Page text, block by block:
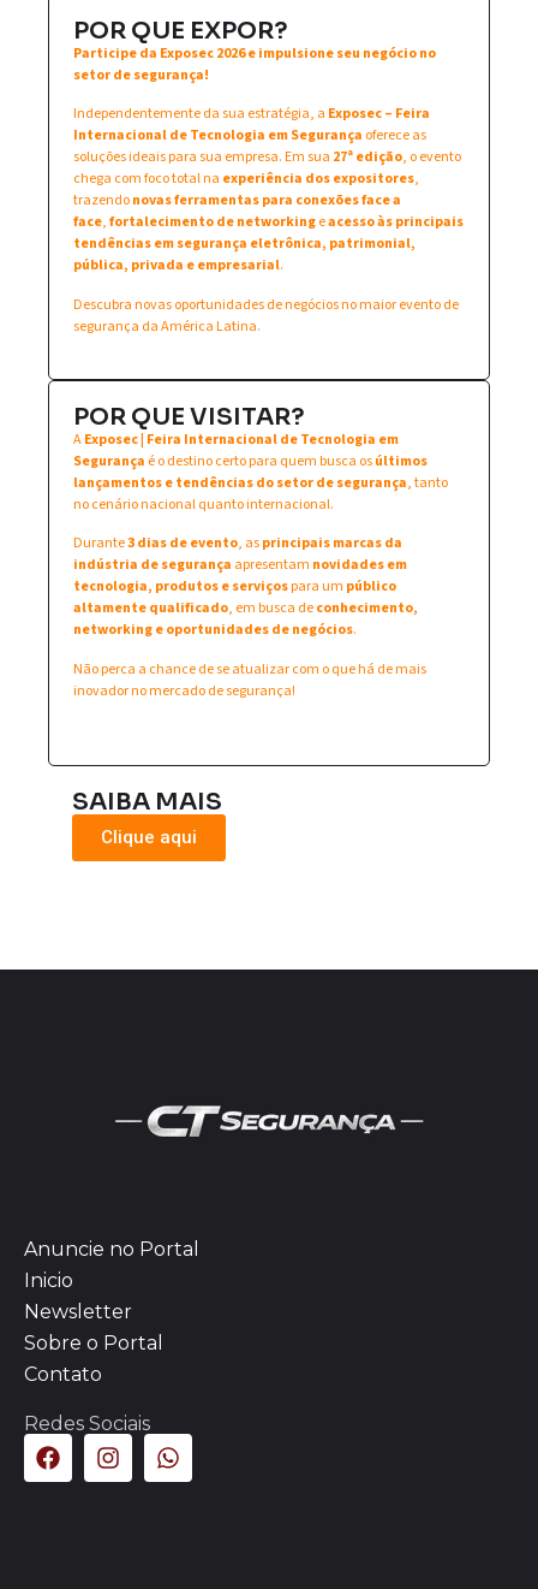
POR QUE EXPOR?
Participe da Exposec 2026 e impulsione seu negócio no
setor de segurança!
Independentemente da sua estratégia, a Exposec – Feira
Internacional de Tecnologia em Segurança oferece as
soluções ideais para sua empresa. Em sua 27ª edição, o evento
chega com foco total na experiência dos expositores,
trazendonovas ferramentas para conexões face a
face,fortalecimento de networkingeacesso às principais
tendências em segurança eletrônica, patrimonial,
pública, privada e empresarial.
Descubra novas oportunidades de negócios no maior evento de
segurança da América Latina.
POR QUE VISITAR?
AExposec | Feira Internacional de Tecnologia em
Segurança é o destino certo para quem busca osúltimos
lançamentos e tendências do setor de segurança, tanto
no cenário nacional quanto internacional.
Durante3 dias de evento, asprincipais marcas da
indústria de segurança apresentam novidades em
tecnologia, produtos e serviçospara um público
altamente qualificado, em busca deconhecimento,
networking e oportunidades de negócios.
Não perca a chance de se atualizar com o que há de mais
inovador no mercado de segurança!
SAIBA MAIS
Clique aqui
Anuncie no Portal
Inicio
Newsletter
Sobre o Portal
Contato
Redes Sociais